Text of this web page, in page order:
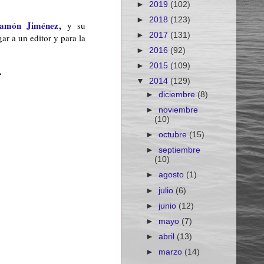
Jiménez, y su
a un editor y para la
► 2019 (102)
► 2018 (123)
► 2017 (131)
► 2016 (92)
► 2015 (109)
▼ 2014 (129)
►diciembre(8)
► noviembre
(10)
►octubre(15)
►septiembre
(10)
►agosto (1)
► julio (6)
► junio (12)
► mayo (7)
►abril(13)
► marzo (14)